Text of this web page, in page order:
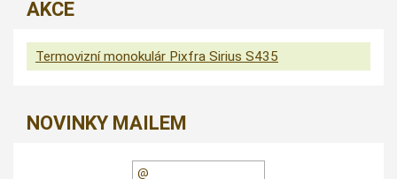
AKCE
Termovizní monokulár Pixfra Sirius S435
NOVINKY MAILEM